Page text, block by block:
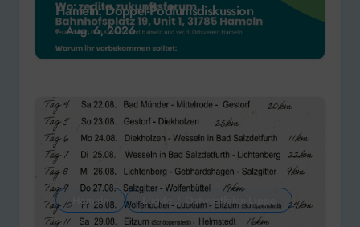
Hameln: Doppel-Podiumsdiskussion
Aug. 6, 2026
Hameln Lügde / Ostwestfalen-Lippe